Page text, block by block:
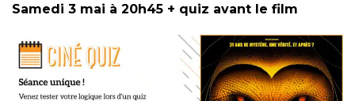
Samedi 3 mai à 20h45 + quiz avant le film